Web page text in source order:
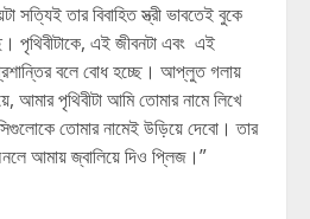
সত্যিই তার বিবাহিত স্ত্রী ভাবতেই বুকে
এই জীবনটা এবং এই
বলে বোধ হচ্ছে। আপ্লুত গলায়
আমার পৃথিবীটা আমি তোমার নামে লিখে
তোমার নামেই উড়িয়ে দেবো। তার
আমায় জ্বালিয়ে দিও প্লিজ।”